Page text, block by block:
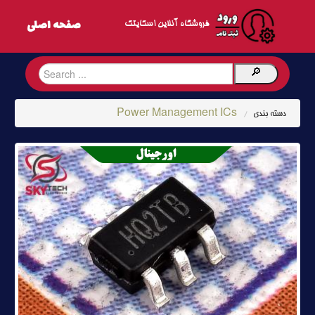
فروشگاه آنلاین اسکایتک
دسته بندی /
Power Management ICs